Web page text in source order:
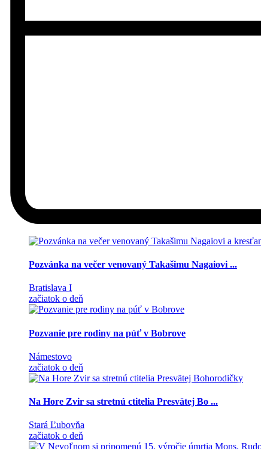
Pozvánka na večer venovaný Takašimu Nagaiovi ...
Bratislava I
začiatok o deň
Pozvanie pre rodiny na púť v Bobrove
Námestovo
začiatok o deň
Na Hore Zvir sa stretnú ctitelia Presvätej Bo ...
Stará Ľubovňa
začiatok o deň